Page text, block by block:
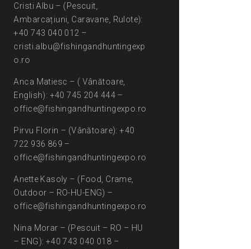
Cristi Albu – (Pescuit,
Ambarcațiuni, Caravane, Rulote):
+40 743 040 012 –
cristi.albu@fishingandhuntingexp
o.ro
Anca Matiesc – ( Vânătoare,
English): +40 745 204 444 –
office@fishingandhuntingexpo.ro
Pirvu Florin – (Vânătoare): +40
722 936 869 –
office@fishingandhuntingexpo.ro
Anette Kasoly – (Food, Crame,
Outdoor – RO-HU-ENG) –
office@fishingandhuntingexpo.ro
Nina Morar – (Pescuit – RO – HU
– ENG): +40 743 040 018 –